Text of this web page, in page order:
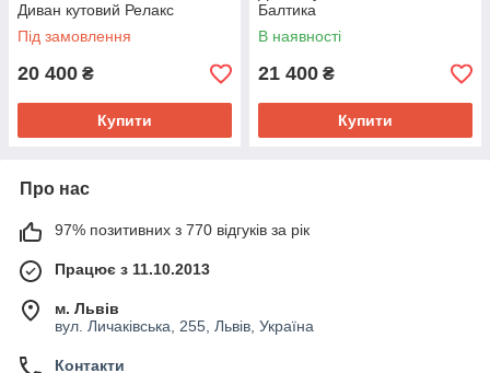
Диван кутовий Релакс
Під замовлення
20 400 ₴
Купити
Балтика
В наявності
21 400 ₴
Купити
Про нас
97% позитивних з 770 відгуків за рік
Працює з 11.10.2013
м. Львів
вул. Личаківська, 255, Львів, Україна
Контакти